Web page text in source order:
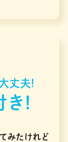
丈夫!
き!
みたけれど